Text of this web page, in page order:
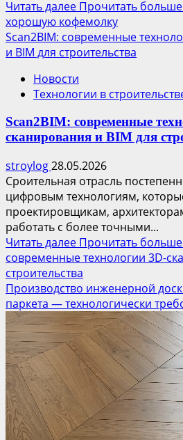
Читать далее Прочитать
хорошую кофемолку
Scan2BIM: современные
и BIM для строительства
Новости
Технологии в
Scan2BIM: современные
сканирования и BIM для
stroylog28.05.2026
Сроительная отрасль
цифровым технологиям,
проектировщикам,
работать с более точными...
Читать далее Прочитать больше
современные технологии 3D-
строительства
Производство инженерной
паркета — технологически